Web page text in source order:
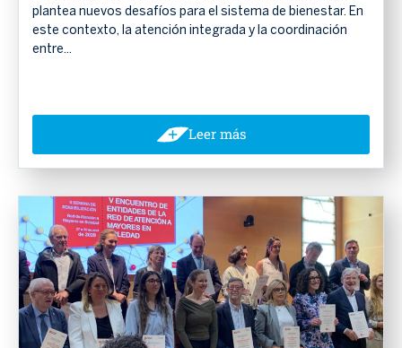
plantea nuevos desafíos para el sistema de bienestar. En
este contexto, la atención integrada y la coordinación
entre...
Leer más